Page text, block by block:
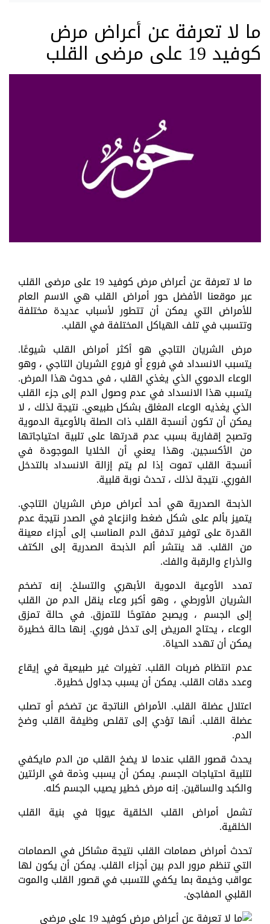
ما لا تعرفة عن أعراض مرض
كوفيد 19 على مرضى القلب
ما لا تعرفة عن أعراض مرض كوفيد 19 على مرضى القلب
عبر موقعنا الأفضل حور أمراض القلب هي الاسم العام
للأمراض التي يمكن أن تتطور لأسباب عديدة مختلفة
وتتسبب في تلف الهياكل المختلفة في القلب.
مرض الشريان التاجي هو أكثر أمراض القلب شيوعًا.
يتسبب الانسداد في فروع أو فروع الشريان التاجي ، وهو
الوعاء الدموي الذي يغذي القلب ، في حدوث هذا المرض.
يتسبب هذا الانسداد في عدم وصول الدم إلى جزء القلب
الذي يغذيه الوعاء المغلق بشكل طبيعي. نتيجة لذلك ، لا
يمكن أن تكون أنسجة القلب ذات الصلة بالأوعية الدموية
وتصبح إقفارية بسبب عدم قدرتها على تلبية احتياجاتها
من الأكسجين. وهذا يعني أن الخلايا الموجودة في
أنسجة القلب تموت إذا لم يتم إزالة الانسداد بالتدخل
الفوري. نتيجة لذلك ، تحدث نوبة قلبية.
الذبحة الصدرية هي أحد أعراض مرض الشريان التاجي.
يتميز بألم على شكل ضغط وانزعاج في الصدر نتيجة عدم
القدرة على توفير تدفق الدم المناسب إلى أجزاء معينة
من القلب. قد ينتشر ألم الذبحة الصدرية إلى الكتف
والذراع والرقبة والفك.
تمدد الأوعية الدموية الأبهري والتسلخ. إنه تضخم
الشريان الأورطي ، وهو أكبر وعاء ينقل الدم من القلب
إلى الجسم ، ويصبح مفتوحًا للتمزق. في حالة تمزق
الوعاء ، يحتاج المريض إلى تدخل فوري. إنها حالة خطيرة
يمكن أن تهدد الحياة.
عدم انتظام ضربات القلب. تغيرات غير طبيعية في إيقاع
وعدد دقات القلب. يمكن أن يسبب جداول خطيرة.
اعتلال عضلة القلب. الأمراض الناتجة عن تضخم أو تصلب
عضلة القلب. أنها تؤدي إلى تقلص وظيفة القلب وضخ
الدم.
يحدث قصور القلب عندما لا يضخ القلب من الدم مايكفي
لتلبية احتياجات الجسم. يمكن أن يسبب وذمة في الرئتين
والكبد والساقين. إنه مرض خطير يصيب الجسم كله.
تشمل أمراض القلب الخلقية عيوبًا في بنية القلب
الخلقية.
تحدث أمراض صمامات القلب نتيجة مشاكل في الصمامات
التي تنظم مرور الدم بين أجزاء القلب. يمكن أن يكون لها
عواقب وخيمة بما يكفي للتسبب في قصور القلب والموت
القلبي المفاجئ.